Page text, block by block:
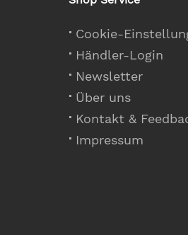
Cookie-
Händler-Login
Newsletter
Über uns
Kontakt &
Impressum